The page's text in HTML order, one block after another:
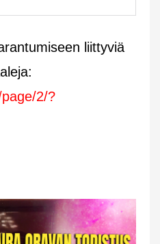
liittyviä
2/?